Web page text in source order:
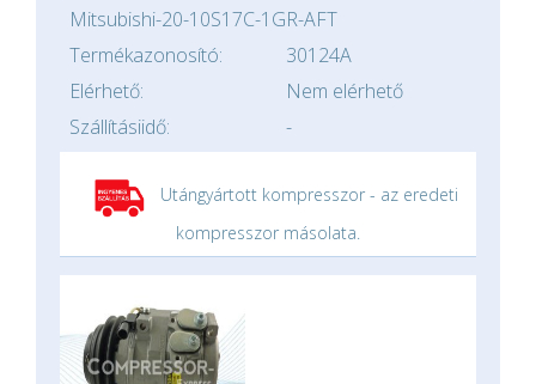
Mitsubishi-20-10S17C-1GR-AFT
Termékazonosító:
30124A
Elérhető:
Nem elérhető
Szállításiidő:
-
Utángyártott kompresszor - az eredeti
kompresszor másolata.